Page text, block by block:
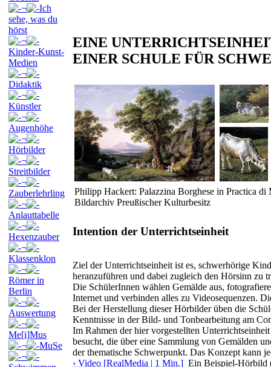
¬
Ich
sehe, was du
hörst
¬
Kinder-Kunst-
Medien
¬
Didaktik
¬
Künstler
¬
Augenhöhe
¬
Hörbilder
¬
Streitbilder
¬
Zauberlehrling
¬
Anlauttabelle
¬
Hexenzauber
¬
Klassenklon
¬
Römer in
Berlin
¬
Auswertung
¬
Me[i]Mus
¬
MuSe
¬
EINE
EINER SCHULE FÜR
Philipp Hackert: Palazzina Borghese in Practica
Bildarchiv Preußischer Kulturbesitz
Intention der Unterrichtseinheit
Ziel der Unterrichtseinheit ist es, schwerhörige
heranzuführen und dabei zugleich den Hörsinn zu
Die SchülerInnen wählen Gemälde aus,
Internet und verbinden alles zu Videosequenzen.
Bei der Herstellung dieser Hörbilder üben die
Kenntnisse in der Bild- und Tonbearbeitung am
Im Rahmen der hier vorgestellten
besucht, die über eine Sammlung von Gemälden
der thematische Schwerpunkt. Das Konzept kann
› Video [RealMedia | 1 Min.] Ein Beispiel-Hörbild